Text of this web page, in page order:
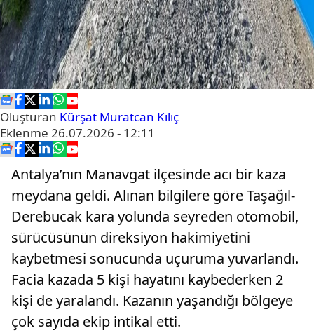
Oluşturan Kürşat Muratcan Kılıç
Eklenme 26.07.2026 - 12:11
Antalya’nın Manavgat ilçesinde acı bir kaza
meydana geldi. Alınan bilgilere göre Taşağıl-
Derebucak kara yolunda seyreden otomobil,
sürücüsünün direksiyon hakimiyetini
kaybetmesi sonucunda uçuruma yuvarlandı.
Facia kazada 5 kişi hayatını kaybederken 2
kişi de yaralandı. Kazanın yaşandığı bölgeye
çok sayıda ekip intikal etti.